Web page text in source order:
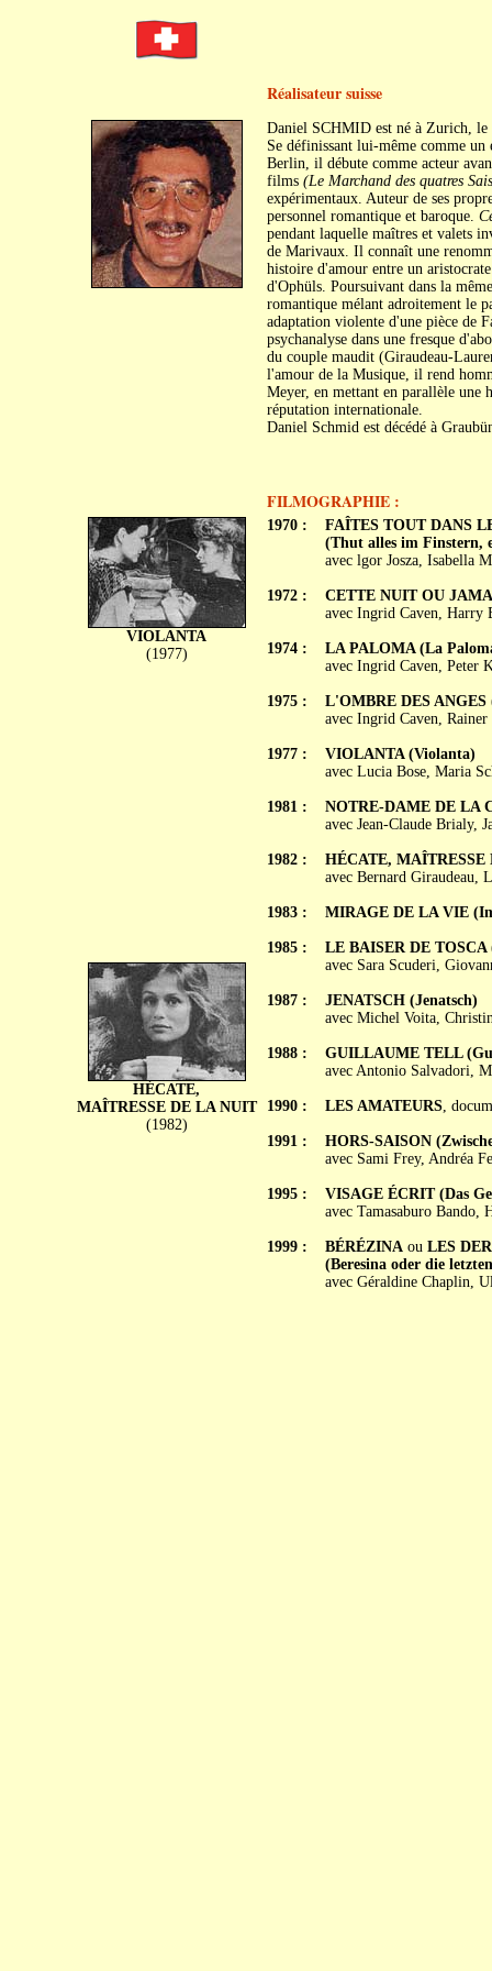
Réalisateur suisse
Daniel SCHMID est né à Zurich, le
Se définissant lui-même comme
Berlin, il débute comme acteur
films (Le Marchand des quatres
expérimentaux. Auteur de ses
personnel romantique et baroque.
pendant laquelle maîtres et valets
de Marivaux. Il connaît une
histoire d'amour entre un
d'Ophüls. Poursuivant dans la
romantique mélant adroitement le
adaptation violente d'une pièce de
psychanalyse dans une fresque
du couple maudit (Giraudeau-
l'amour de la Musique, il rend
Meyer, en mettant en parallèle une
réputation internationale.
Daniel Schmid est décédé à
FILMOGRAPHIE :
VIOLANTA
(1977)
HÉCATE,
MAÎTRESSE DE LA NUIT
(1982)
1970 :
1972 :
1974 :
1975 :
1977 :
1981 :
1982 :
1983 :
1985 :
1987 :
1988 :
1990 :
1991 :
1995 :
1999 :
FAÎTES TOUT DANS
(Thut alles im Finstern,
avec lgor Josza, Isabella
CETTE NUIT OU
avec Ingrid Caven, Harry
LA PALOMA (La
avec Ingrid Caven, Peter
L'OMBRE DES ANGES
avec Ingrid Caven,
VIOLANTA (Violanta)
avec Lucia Bose, Maria
NOTRE-DAME DE LA
avec Jean-Claude Brialy,
HÉCATE, MAÎTRESSE
avec Bernard Giraudeau,
MIRAGE DE LA VIE
LE BAISER DE TOSCA
avec Sara Scuderi,
JENATSCH (Jenatsch)
avec Michel Voita,
GUILLAUME TELL
avec Antonio Salvadori,
LES AMATEURS,
HORS-SAISON
avec Sami Frey, Andréa
VISAGE ÉCRIT (Das
avec Tamasaburo Bando,
BÉRÉZINAou LES
(Beresina oder die
avec Géraldine Chaplin,